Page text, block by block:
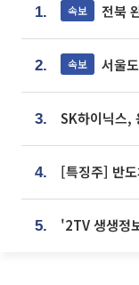
1. 속보 전북
2. 속보 서울
3.
4.
5.